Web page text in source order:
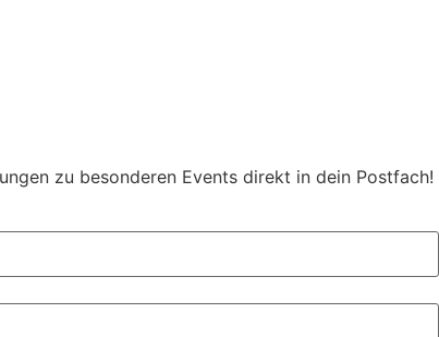
zu besonderen Events direkt in dein Postfach!